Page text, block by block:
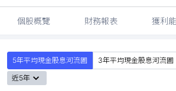
個股概覽 財務報表 獲利
5年平均現金股息河流圖
3年平均現金股息河流圖
近5年